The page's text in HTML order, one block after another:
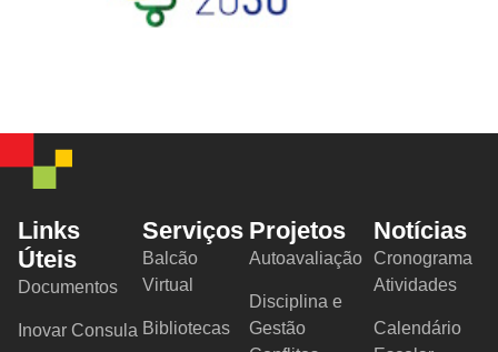
Links
Úteis
Documentos
Inovar Consula
Serviços
Balcão
Virtual
Bibliotecas
Projetos
Autoavaliação
Disciplina e
Gestão
Notícias
Cronograma
Atividades
Calendário